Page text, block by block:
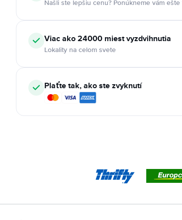
Našli ste lepšiu cenu? Ponúkneme vám
Viac ako 24000 miest vyzdvihnutia
Lokality na celom svete
Plaťte tak, ako ste zvyknutí